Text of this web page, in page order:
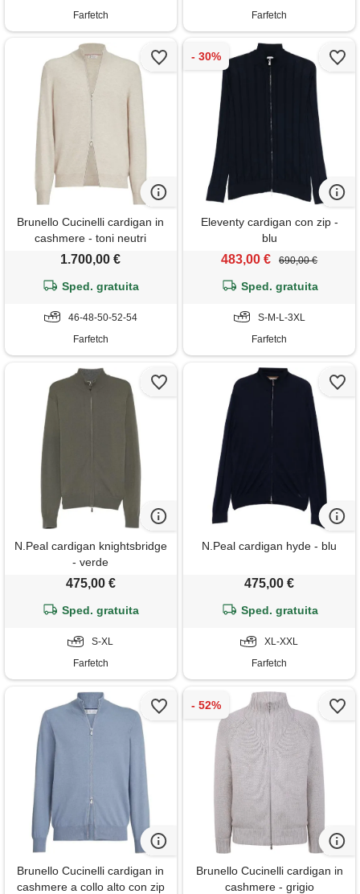
Farfetch
Farfetch
Brunello Cucinelli cardigan in
cashmere - toni neutri
1.700,00 €
Sped. gratuita
46-48-50-52-54
Farfetch
Eleventy cardigan con zip -
blu
483,00 € 690,00 €
Sped. gratuita
S-M-L-3XL
Farfetch
N.Peal cardigan knightsbridge
- verde
475,00 €
Sped. gratuita
S-XL
Farfetch
N.Peal cardigan hyde - blu
475,00 €
Sped. gratuita
XL-XXL
Farfetch
Brunello Cucinelli cardigan in
cashmere a collo alto con zip
Brunello Cucinelli cardigan in
cashmere - grigio